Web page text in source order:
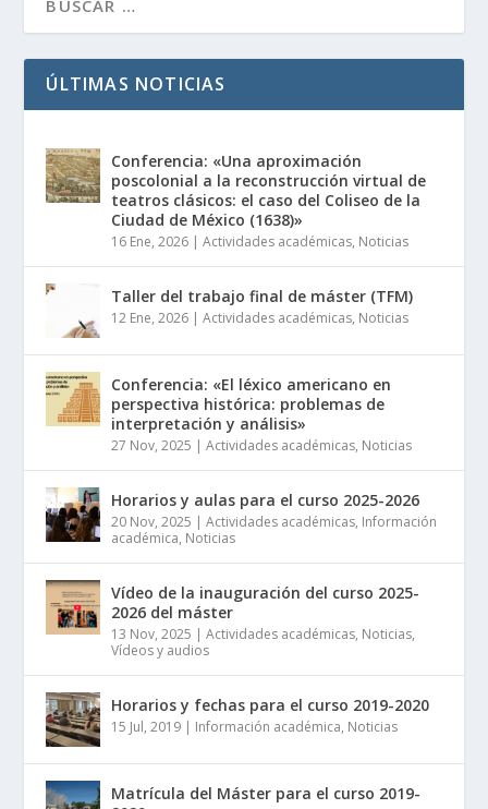
ÚLTIMAS NOTICIAS
Conferencia: «Una aproximación
poscolonial a la reconstrucción virtual de
teatros clásicos: el caso del Coliseo de la
Ciudad de México (1638)»
16 Ene, 2026 |Actividades académicas, Noticias
Taller del trabajo final de máster (TFM)
12 Ene, 2026 |Actividades académicas, Noticias
Conferencia: «El léxico americano en
perspectiva histórica: problemas de
interpretación y análisis»
27 Nov, 2025 |Actividades académicas, Noticias
Horarios y aulas para el curso 2025-2026
20 Nov, 2025 |Actividades académicas, Información
académica, Noticias
Vídeo de la inauguración del curso 2025-
2026 del máster
13 Nov, 2025 |Actividades académicas, Noticias,
Vídeos y audios
Horarios y fechas para el curso 2019-2020
15 Jul, 2019 | Información académica, Noticias
Matrícula del Máster para el curso 2019-